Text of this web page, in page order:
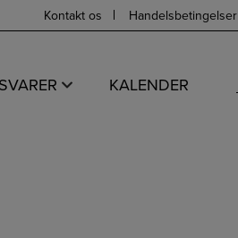
Kontakt os Handelsbetingelser
KALENDER